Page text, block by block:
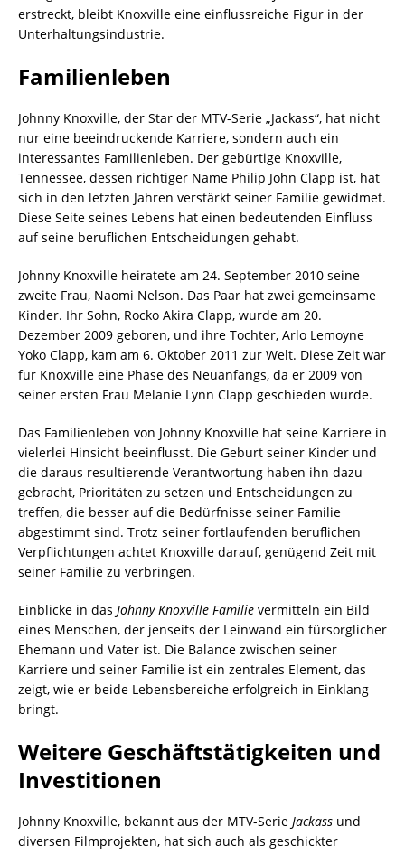
erstreckt, bleibt Knoxville eine einflussreiche Figur in der
Unterhaltungsindustrie.
Familienleben
Johnny Knoxville, der Star der MTV-Serie „Jackass“, hat nicht
nur eine beeindruckende Karriere, sondern auch ein
interessantes Familienleben. Der gebürtige Knoxville,
Tennessee, dessen richtiger Name Philip John Clapp ist, hat
sich in den letzten Jahren verstärkt seiner Familie gewidmet.
Diese Seite seines Lebens hat einen bedeutenden Einfluss
auf seine beruflichen Entscheidungen gehabt.
Johnny Knoxville heiratete am 24. September 2010 seine
zweite Frau, Naomi Nelson. Das Paar hat zwei gemeinsame
Kinder. Ihr Sohn, Rocko Akira Clapp, wurde am 20.
Dezember 2009 geboren, und ihre Tochter, Arlo Lemoyne
Yoko Clapp, kam am 6. Oktober 2011 zur Welt. Diese Zeit war
für Knoxville eine Phase des Neuanfangs, da er 2009 von
seiner ersten Frau Melanie Lynn Clapp geschieden wurde.
Das Familienleben von Johnny Knoxville hat seine Karriere in
vielerlei Hinsicht beeinflusst. Die Geburt seiner Kinder und
die daraus resultierende Verantwortung haben ihn dazu
gebracht, Prioritäten zu setzen und Entscheidungen zu
treffen, die besser auf die Bedürfnisse seiner Familie
abgestimmt sind. Trotz seiner fortlaufenden beruflichen
Verpflichtungen achtet Knoxville darauf, genügend Zeit mit
seiner Familie zu verbringen.
Einblicke in das Johnny Knoxville Familie vermitteln ein Bild
eines Menschen, der jenseits der Leinwand ein fürsorglicher
Ehemann und Vater ist. Die Balance zwischen seiner
Karriere und seiner Familie ist ein zentrales Element, das
zeigt, wie er beide Lebensbereiche erfolgreich in Einklang
bringt.
Weitere Geschäftstätigkeiten und
Investitionen
Johnny Knoxville, bekannt aus der MTV-Serie Jackass und
diversen Filmprojekten, hat sich auch als geschickter